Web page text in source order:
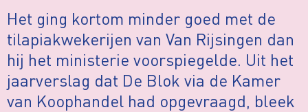
Het ging kortom minder goed met de
tilapiakwekerijen van Van Rijsingen dan
hij het ministerie voorspiegelde. Uit het
jaarverslag dat De Blok via de Kamer
van Koophandel had opgevraagd, bleek